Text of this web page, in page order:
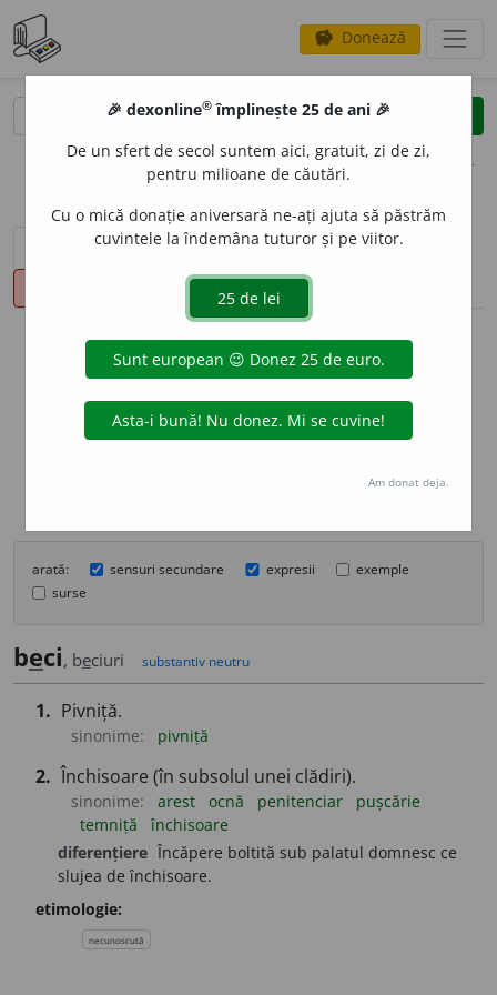
savings Donează
clear
opțiuni
sinteza definițiilor (1) definiții (24)
declinări
info
Aceste definiții sunt compilate de
echipa dexonline. Definițiile
originale se află pe filadefiniții.
Puteți reordona filele pe pagina de
arată: sensuri secundare expresii
exemple
surse
beci, beciuri substantiv neutru
1. Pivniță.
sinonime: pivniță
2. Închisoare (în subsolul unei clădiri).
sinonime: arest ocnă penitenciar
pușcărie
temniță
închisoare
diferențiere Încăpere boltită sub palatul domnesc ce
slujea de închisoare.
etimologie:
necunoscută
🎉 dexonline® împlinește 25 de ani 🎉
De un sfert de secol suntem aici, gratuit, zi de zi,
pentru milioane de căutări.
Cu o mică donație aniversară ne-ați ajuta să păstrăm
cuvintele la îndemâna tuturor și pe viitor.
Am donat deja.